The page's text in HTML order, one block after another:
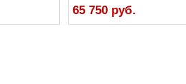
65 750 руб.